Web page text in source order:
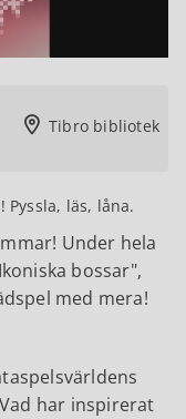
Tibro bibliotek
läs, låna.
Under hela
bossar",
med mera!
har inspirerat